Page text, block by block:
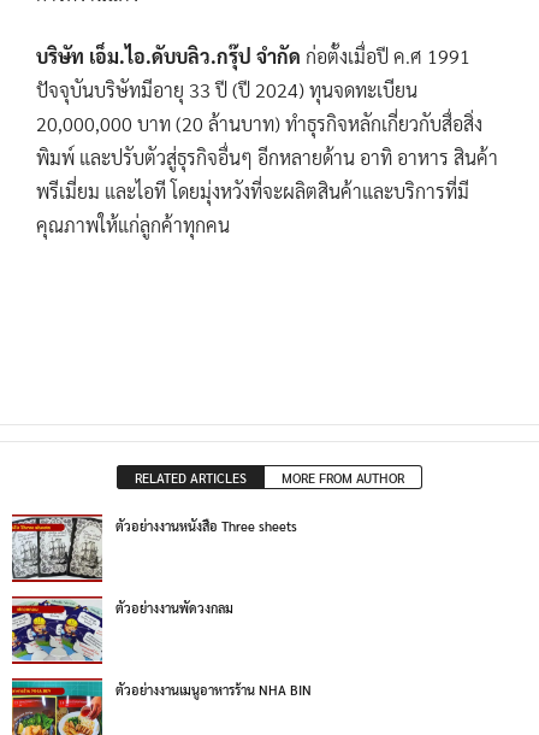
บริษัท เอ็ม.ไอ.ดับบลิว.กรุ๊ป จำกัด ก่อตั้งเมื่อปี ค.ศ 1991
ปัจจุบันบริษัทมีอายุ 33 ปี (ปี 2024) ทุนจดทะเบียน
20,000,000 บาท (20 ล้านบาท) ทำธุรกิจหลักเกี่ยวกับสื่อสิ่ง
พิมพ์ และปรับตัวสู่ธุรกิจอื่นๆ อีกหลายด้าน อาทิ อาหาร สินค้า
พรีเมี่ยม และไอที โดยมุ่งหวังที่จะผลิตสินค้าและบริการที่มี
คุณภาพให้แก่ลูกค้าทุกคน
RELATED ARTICLES MORE FROM AUTHOR
ตัวอย่างงานหนังสือ Three sheets
ตัวอย่างงานพัดวงกลม
ตัวอย่างงานเมนูอาหารร้าน NHA BIN